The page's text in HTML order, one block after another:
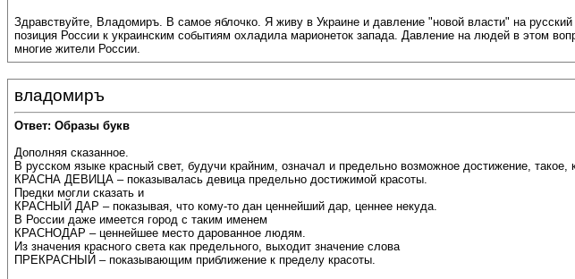
Здравствуйте, Владомиръ. В самое яблочко. Я живу в Украине и давление "новой власти" на
позиция России к украинским событиям охладила марионеток запада. Давление на людей в этом
многие жители России.
владомиръ
Ответ: Образы букв
Дополняя сказанное.
В русском языке красный свет, будучи крайним, означал и предельно возможное достижение,
КРАСНА ДЕВИЦА – показывалась девица предельно достижимой красоты.
Предки могли сказать и
КРАСНЫЙ ДАР – показывая, что кому-то дан ценнейший дар, ценнее некуда.
В России даже имеется город с таким именем
КРАСНОДАР – ценнейшее место дарованное людям.
Из значения красного света как предельного, выходит значение слова
ПРЕКРАСНЫЙ – показывающим приближение к пределу красоты.